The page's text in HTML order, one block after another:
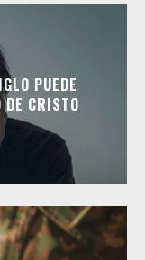
PUEDE
DE CRISTO